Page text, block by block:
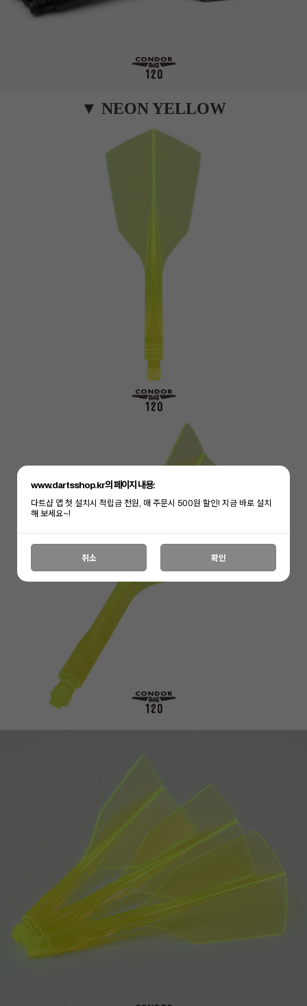
▼ NEON YELLOW
www.dartsshop.kr의 페이지 내용:
다트샵 앱 첫 설치시 적립금 천원, 매 주문시 500원 할인! 지금 바로 설치
해 보세요~!
취소 확인